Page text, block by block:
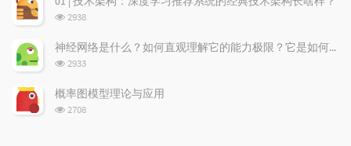
t
c
l
s
n
l
数:
浏
次
数:
2938
神经网络是什么？如何直观理解它的能力极限？它是如何无限逼近真理？
浏
次
数:
2933
概率图模型理论与应用
浏
2708